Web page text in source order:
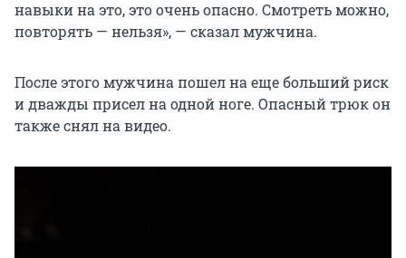
навыки на это, это очень опасно. Смотреть можно,
повторять — нельзя», — сказал мужчина.
После этого мужчина пошел на еще больший риск
и дважды присел на одной ноге. Опасный трюк он
также снял на видео.